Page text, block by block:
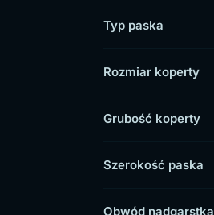
Typ paska
Rozmiar koperty
Grubość koperty
Szerokość paska
Obwód nadgarstka